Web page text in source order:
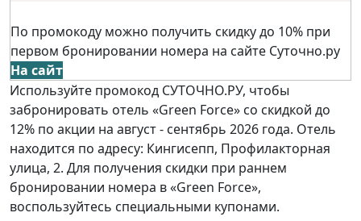
По промокоду можно получить скидку до 10% при
первом бронировании номера на сайте Суточно.ру
На сайт
Используйте промокод СУТОЧНО.РУ, чтобы
забронировать отель «Green Force» со скидкой до
12% по акции на август - сентябрь 2026 года. Отель
находится по адресу: Кингисепп, Профилакторная
улица, 2. Для получения скидки при раннем
бронировании номера в «Green Force»,
воспользуйтесь специальными купонами.